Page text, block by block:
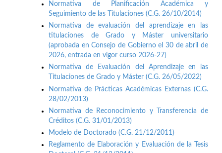
Normativa de Planificación Académica y
Seguimiento de las Titulaciones (C.G. 26/10/2014)
Normativa de evaluación del aprendizaje en las
titulaciones de Grado y Máster universitario
(aprobada en Consejo de Gobierno el 30 de abril de
2026, entrada en vigor curso 2026-27)
Normativa de Evaluación del Aprendizaje en las
Titulaciones de Grado y Máster (C.G. 26/05/2022)
Normativa de Prácticas Académicas Externas (C.G.
28/02/2013)
Normativa de Reconocimiento y Transferencia de
Créditos (C.G. 31/01/2013)
Modelo de Doctorado (C.G. 21/12/2011)
Reglamento de Elaboración y Evaluación de la Tesis